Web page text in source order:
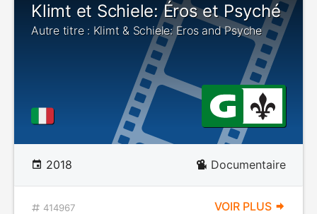
Klimt et Schiele: Éros et Psyché
Autre titre : Klimt & Schiele: Eros and Psyche
2018 Documentaire
414967 VOIR PLUS